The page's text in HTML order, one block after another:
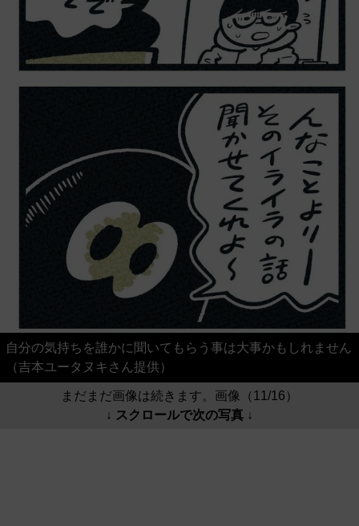
自分の気持ちを誰かに聞いてもらう事は大事かもしれません
（吉本ユータヌキさん提供）
まだまだ画像は続きます。画像（11/16）
↓ スクロールで次の写真 ↓